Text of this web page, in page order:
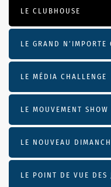
LE CLUBHOUSE
LE GRAND N’IMPORTE
LE MÉDIA CHALLENGE
LE MOUVEMENT SHOW
LE NOUVEAU
LE POINT DE VUE DES